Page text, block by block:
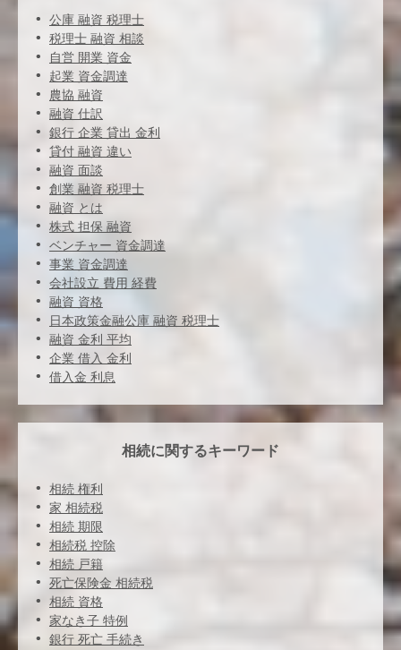
公庫 融資 税理士
税理士 融資 相談
自営 開業 資金
起業 資金調達
農協 融資
融資 仕訳
銀行 企業 貸出 金利
貸付 融資 違い
融資 面談
創業 融資 税理士
融資 とは
株式 担保 融資
ベンチャー 資金調達
事業 資金調達
会社設立 費用 経費
融資 資格
日本政策金融公庫 融資 税理士
融資 金利 平均
企業 借入 金利
借入金 利息
相続に関するキーワード
相続 権利
家 相続税
相続 期限
相続税 控除
相続 戸籍
死亡保険金 相続税
相続 資格
家なき子 特例
銀行 死亡 手続き